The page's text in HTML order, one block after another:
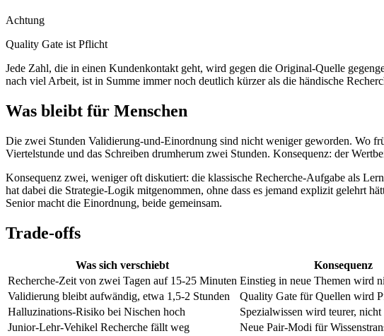
Achtung
Quality Gate ist Pflicht
Jede Zahl, die in einen Kundenkontakt geht, wird gegen die Original-Quelle
nach viel Arbeit, ist in Summe immer noch deutlich kürzer als die händische
Was bleibt für Menschen
Die zwei Stunden Validierung-und-Einordnung sind nicht weniger geworden. Wo
Viertelstunde und das Schreiben drumherum zwei Stunden. Konsequenz: der
Konsequenz zwei, weniger oft diskutiert: die klassische Recherche-Aufgabe als
hat dabei die Strategie-Logik mitgenommen, ohne dass es jemand explizit gelehrt
Senior macht die Einordnung, beide gemeinsam.
Trade-offs
Was sich verschiebt
Konsequenz
Recherche-Zeit von zwei Tagen auf 15-25 Minuten Einstieg in neue Themen wird
Validierung bleibt aufwändig, etwa 1,5-2 Stunden
Quality Gate für Quellen wird
Halluzinations-Risiko bei Nischen hoch
Spezialwissen wird teurer, nicht
Junior-Lehr-Vehikel Recherche fällt weg
Neue Pair-Modi für